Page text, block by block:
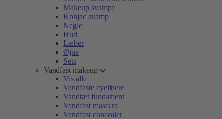
Makeup svampe
Konjac svamp
Negle
Hud
Læber
Øjne
Sets
Vandfast makeup
Vis alle
Vandfaste eyelinere
Vandtæt fundament
Vandfast mascara
Vandfast concealer